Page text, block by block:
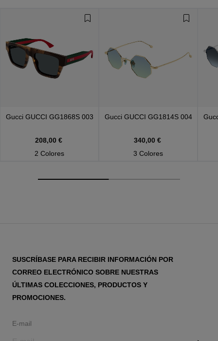
Gucci GUCCI GG1868S 003
208,00 €
2 Colores
Gucci GUCCI GG1814S 004
340,00 €
3 Colores
SUSCRÍBASE PARA RECIBIR INFORMACIÓN POR
CORREO ELECTRÓNICO SOBRE NUESTRAS
ÚLTIMAS COLECCIONES, PRODUCTOS Y
PROMOCIONES.
E-mail